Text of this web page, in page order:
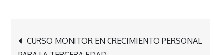
Navegación
CURSO MONITOR EN CRECIMIENTO PERSONAL